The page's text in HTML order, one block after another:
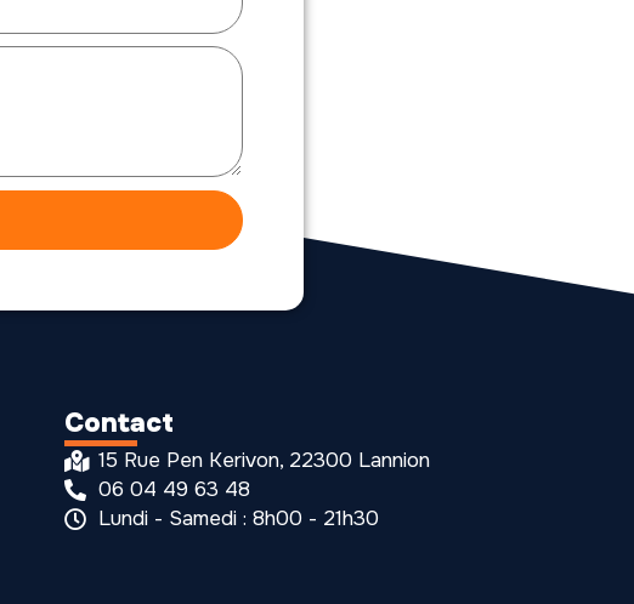
Contact
15 Rue Pen Kerivon, 22300 Lannion
06 04 49 63 48
Lundi - Samedi : 8h00 - 21h30